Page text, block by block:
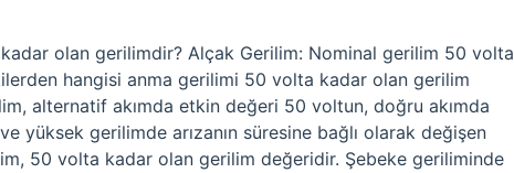
olan gerilimdir? Alçak Gerilim: Nominal gerilim 50 volta
hangisi anma gerilimi 50 volta kadar olan gerilim
alternatif akımda etkin değeri 50 voltun, doğru akımda
yüksek gerilimde arızanın süresine bağlı olarak değişen
50 volta kadar olan gerilim değeridir. Şebeke geriliminde